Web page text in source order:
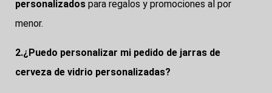
personalizados para regalos y promociones al por
menor.
2.¿Puedo personalizar mi pedido de jarras de
cerveza de vidrio personalizadas?